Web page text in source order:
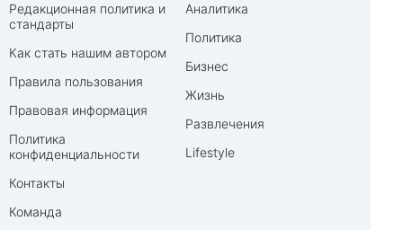
Редакционная политика и
стандарты
Как стать нашим автором
Правила пользования
Правовая информация
Политика
конфиденциальности
Контакты
Команда
Аналитика
Политика
Бизнес
Жизнь
Развлечения
Lifestyle